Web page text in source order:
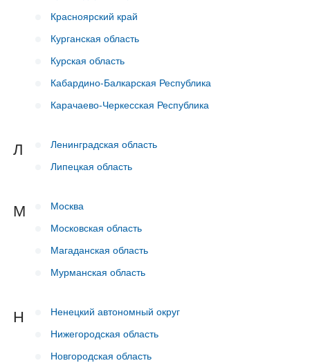
Красноярский край
Курганская область
Курская область
Кабардино-Балкарская Республика
Карачаево-Черкесская Республика
Л
Ленинградская область
Липецкая область
М
Москва
Московская область
Магаданская область
Мурманская область
Н
Ненецкий автономный округ
Нижегородская область
Новгородская область